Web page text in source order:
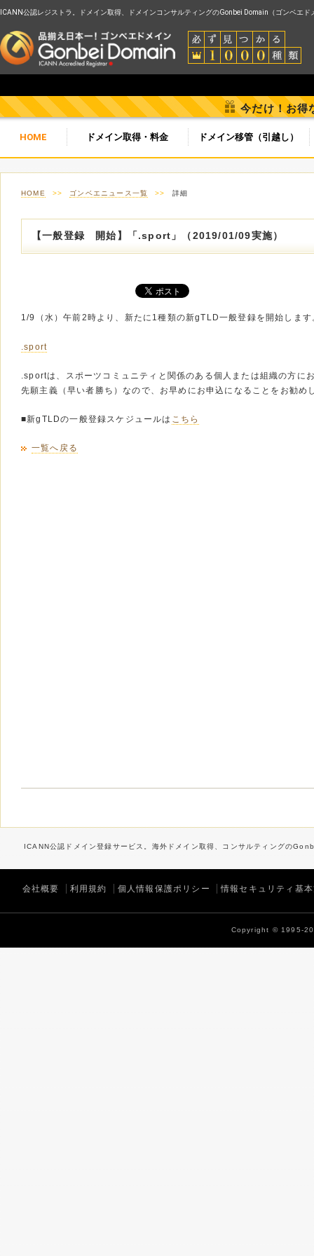
ICANN公認レジストラ。ドメイン取得、ドメインコンサルティングのGonbei Domain（ゴンベエド
今だけ！お得
HOME ドメイン取得・料金 ドメイン移管（引越し）
HOME >> ゴンベエニュース一覧 >> 詳細
【一般登録 開始】「.sport」（2019/01/09実施）
1/9（水）午前2時より、新たに1種類の新gTLD一般登録を開始します
.sport
.sportは、スポーツコミュニティと関係のある個人または組織の方に
先願主義（早い者勝ち）なので、お早めにお申込になることをお勧め
■新gTLDの一般登録スケジュールは こちら
一覧へ戻る
ICANN公認ドメイン登録サービス。海外ドメイン取得、コンサルティングの
会社概要 利用規約 個人情報保護ポリシー 情報セキュリティ基
Copyright © 1995-